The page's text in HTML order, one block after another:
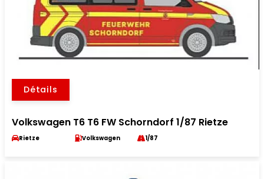
Détails
Volkswagen T6 T6 FW Schorndorf 1/87 Rietze
Rietze Volkswagen 1/87